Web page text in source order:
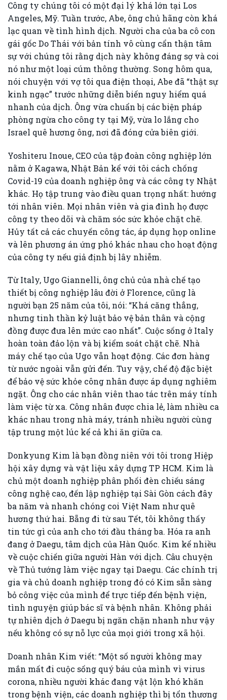
Công ty chúng tôi có một đại lý khá lớn tại Los
Angeles, Mỹ. Tuần trước, Abe, ông chủ hãng còn khá
lạc quan về tình hình dịch. Người cha của ba cô con
gái gốc Do Thái với bản tính vô cùng cẩn thận tâm
sự với chúng tôi rằng dịch này không đáng sợ và coi
nó như một loại cúm thông thường. Song hôm qua,
nói chuyện với vợ tôi qua điện thoại, Abe đã “thật sự
kinh ngạc” trước những diễn biến nguy hiểm quá
nhanh của dịch. Ông vừa chuẩn bị các biện pháp
phòng ngừa cho công ty tại Mỹ, vừa lo lắng cho
Israel quê hương ông, nơi đã đóng cửa biên giới.
Yoshiteru Inoue, CEO của tập đoàn công nghiệp lớn
nằm ở Kagawa, Nhật Bản kể với tôi cách chống
Covid-19 của doanh nghiệp ông và các công ty Nhật
khác. Họ tập trung vào điều quan trọng nhất: hướng
tới nhân viên. Mọi nhân viên và gia đình họ được
công ty theo dõi và chăm sóc sức khỏe chặt chẽ.
Hủy tất cả các chuyến công tác, áp dụng họp online
và lên phương án ứng phó khác nhau cho hoạt động
của công ty nếu giả định bị lây nhiễm.
Từ Italy, Ugo Giannelli, ông chủ của nhà chế tạo
thiết bị công nghiệp lâu đời ở Florence, cũng là
người bạn 25 năm của tôi, nói: “Khá căng thẳng,
nhưng tinh thần kỷ luật bảo vệ bản thân và cộng
đồng được đưa lên mức cao nhất”. Cuộc sống ở Italy
hoàn toàn đảo lộn và bị kiểm soát chặt chẽ. Nhà
máy chế tạo của Ugo vẫn hoạt động. Các đơn hàng
từ nước ngoài vẫn gửi đến. Tuy vậy, chế độ đặc biệt
để bảo vệ sức khỏe công nhân được áp dụng nghiêm
ngặt. Ông cho các nhân viên thao tác trên máy tính
làm việc từ xa. Công nhân được chia lẻ, làm nhiều ca
khác nhau trong nhà máy, tránh nhiều người cùng
tập trung một lúc kể cả khi ăn giữa ca.
Donkyung Kim là bạn đồng niên với tôi trong Hiệp
hội xây dựng và vật liệu xây dựng TP HCM. Kim là
chủ một doanh nghiệp phân phối đèn chiếu sáng
công nghệ cao, đến lập nghiệp tại Sài Gòn cách đây
ba năm và nhanh chóng coi Việt Nam như quê
hương thứ hai. Bẵng đi từ sau Tết, tôi không thấy
tin tức gì của anh cho tới đầu tháng ba. Hóa ra anh
đang ở Daegu, tâm dịch của Hàn Quốc. Kim kể nhiều
về cuộc chiến giữa người Hàn với dịch. Câu chuyện
về Thủ tướng làm việc ngay tại Daegu. Các chính trị
gia và chủ doanh nghiệp trong đó có Kim sẵn sàng
bỏ công việc của mình để trực tiếp đến bệnh viện,
tình nguyện giúp bác sĩ và bệnh nhân. Không phải
tự nhiên dịch ở Daegu bị ngăn chặn nhanh như vậy
nếu không có sự nỗ lực của mọi giới trong xã hội.
Doanh nhân Kim viết: “Một số người không may
mắn mất đi cuộc sống quý báu của mình vì virus
corona, nhiều người khác đang vật lộn khó khăn
trong bệnh viện, các doanh nghiệp thì bị tổn thương